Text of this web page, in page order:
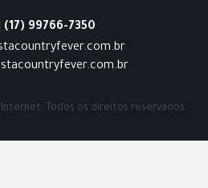
(17) 99766-7350
Todos os direitos reservados.